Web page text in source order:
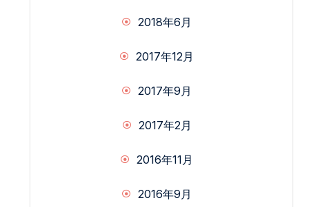
2018年6月
2017年12月
2017年9月
2017年2月
2016年11月
2016年9月